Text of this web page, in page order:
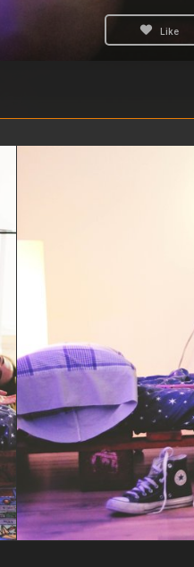
Like